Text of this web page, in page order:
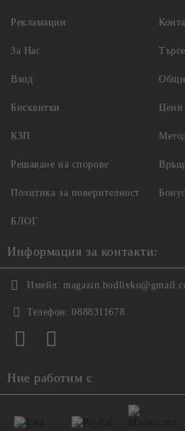
Рекламации
За Нас
Вход Общи
Бисквитки
КЗП
Решаване на спорове
Политика за поверителност
Цени
БЛОГ
Информация за контакти:
Имейл:
Телефон: 0888311678
Ние работим с